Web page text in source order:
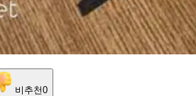
비추천0